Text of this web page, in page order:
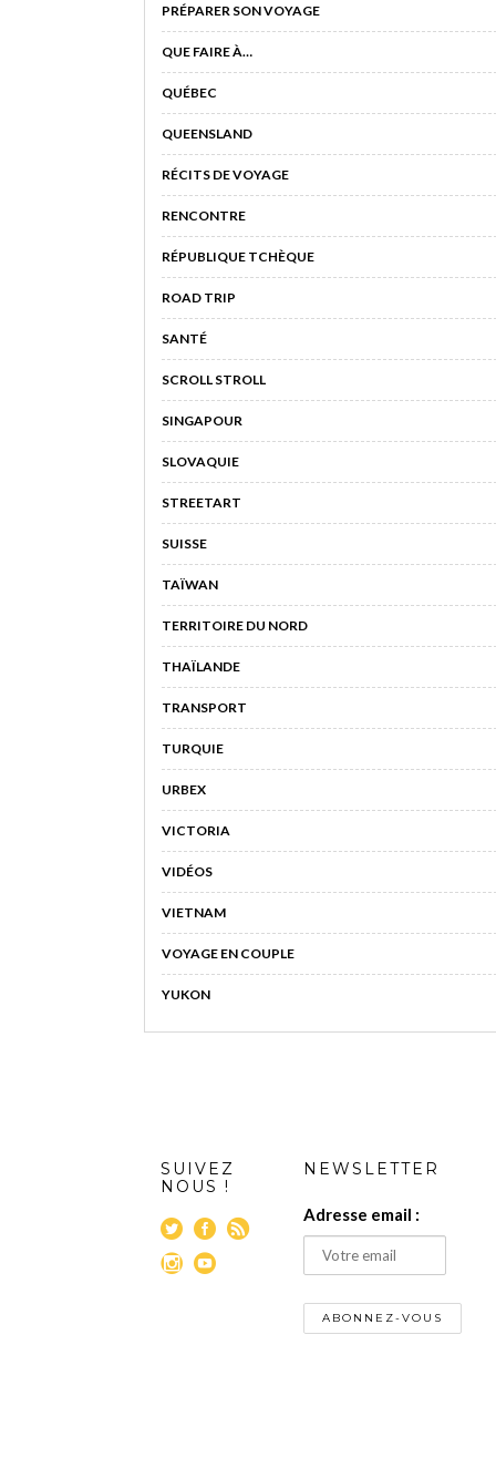
PRÉPARER SON VOYAGE
QUE FAIRE À…
QUÉBEC
QUEENSLAND
RÉCITS DE VOYAGE
RENCONTRE
RÉPUBLIQUE TCHÈQUE
ROAD TRIP
SANTÉ
SCROLL STROLL
SINGAPOUR
SLOVAQUIE
STREETART
SUISSE
TAÏWAN
TERRITOIRE DU NORD
THAÏLANDE
TRANSPORT
TURQUIE
URBEX
VICTORIA
VIDÉOS
VIETNAM
VOYAGE EN COUPLE
YUKON
SUIVEZ
NOUS !
NEWSLETTER
Adresse email :